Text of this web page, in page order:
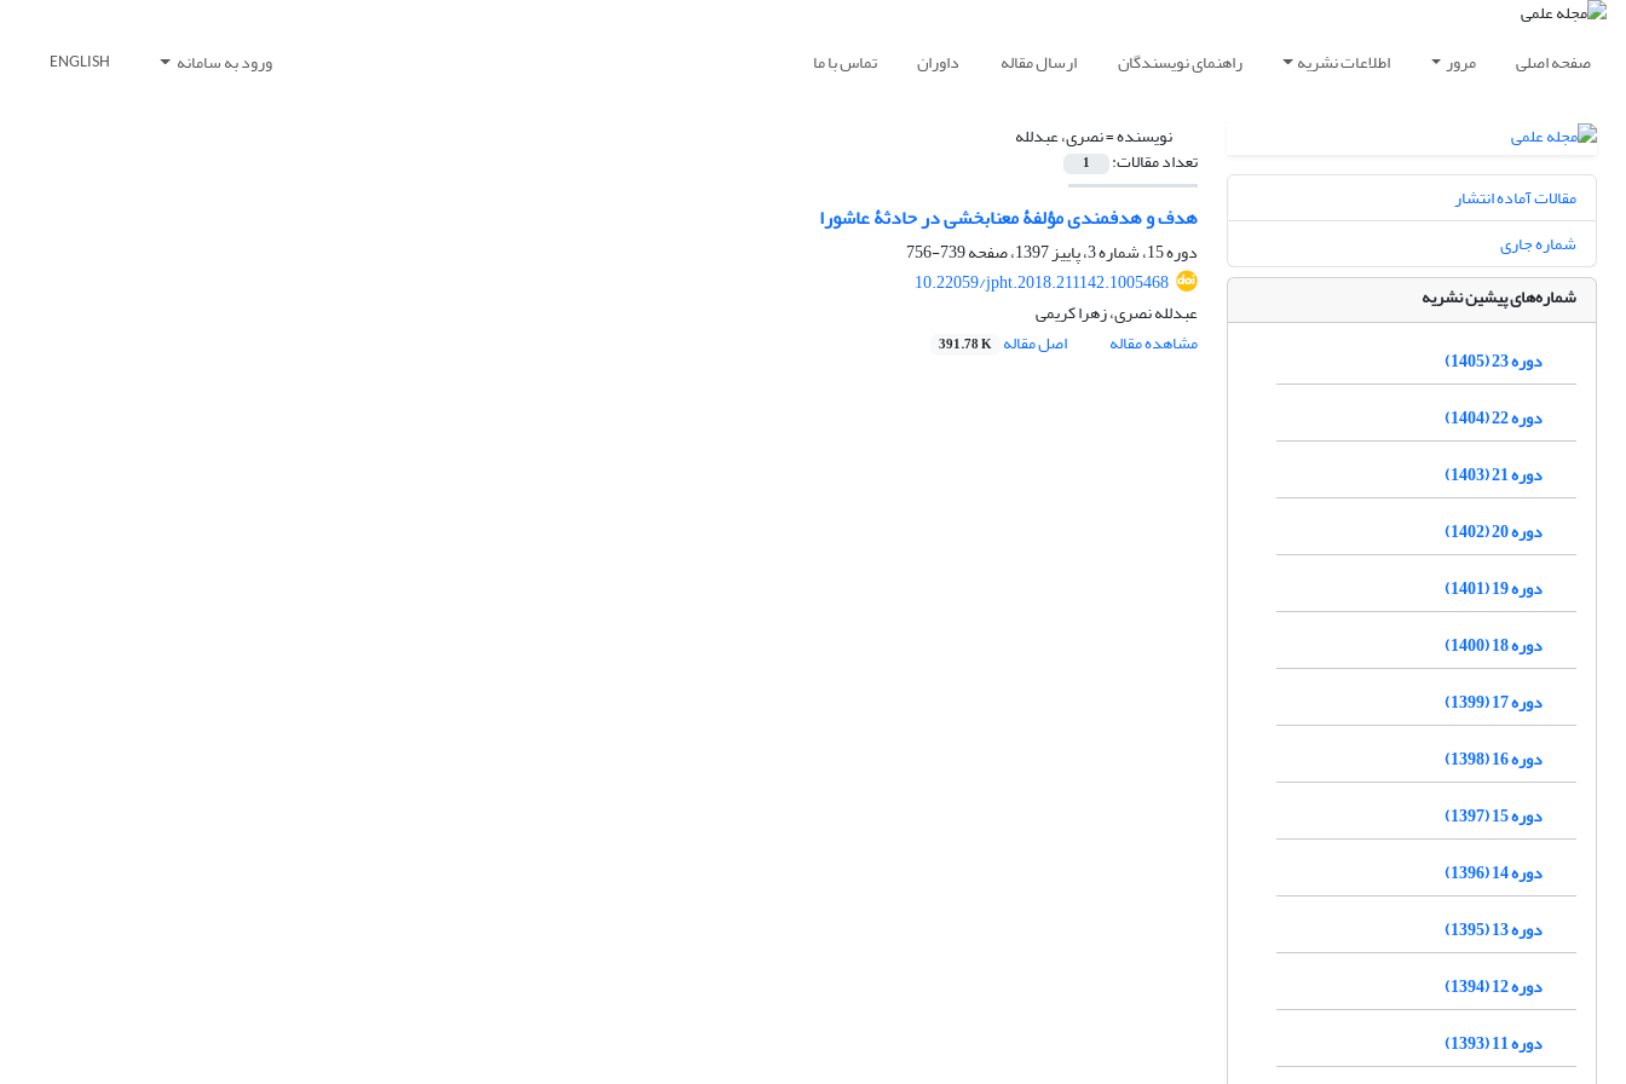
صفحه اصلی مرور اطلاعات نشریه راهنمای نویسندگان ارسال مقاله داوران تماس با ما ورود به سامانه ENGLISH
نویسنده =نصری، عبدلله
تعداد مقالات: 1
هدف و هدفمندی مؤلفۀ معنابخشی در حادثۀ عاشورا
دوره 15، شماره 3، پاییز 1397، صفحه
739-756
10.22059/jpht.2018.211142.1005468
عبدلله نصری، زهرا کریمی
مشاهده مقاله
اصل مقاله 391.78 K
مقالات آماده انتشار
شماره جاری
شماره‌های پیشین نشریه
دوره 23 (1405)
دوره 22 (1404)
دوره 21 (1403)
دوره 20 (1402)
دوره 19 (1401)
دوره 18 (1400)
دوره 17 (1399)
دوره 16 (1398)
دوره 15 (1397)
دوره 14 (1396)
دوره 13 (1395)
دوره 12 (1394)
دوره 11 (1393)